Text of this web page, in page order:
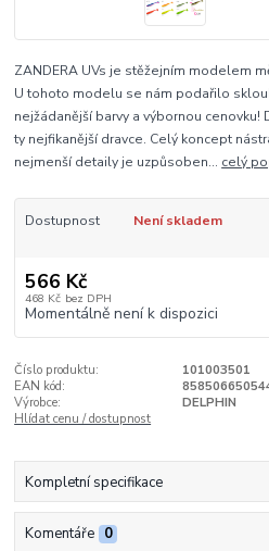
ZANDERA UVs je stěžejním modelem
U tohoto modelu se nám podařilo
nejžádanější barvy a výbornou cenovku!
ty nejfikanější dravce. Celý koncept
nejmenší detaily je uzpůsoben... celý
Dostupnost Není skladem
566 Kč
468 Kč bez DPH
Momentálně není k dispozici
Číslo produktu:
101003501
EAN kód:
Výrobce:
DELPHIN
Hlídat cenu / dostupnost
Kompletní specifikace
Komentáře 0